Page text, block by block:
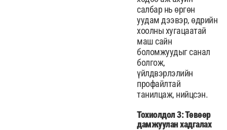
салбар нь өргөн
уудам дээвэр, өдрийн
хоолны хугацаатай
маш сайн
боломжуудыг санал
болгож,
үйлдвэрлэлийн
профайлтай
танилцаж, нийцсэн.
Тохиолдол 3: Төвөөр
дамжуулан хадгалах